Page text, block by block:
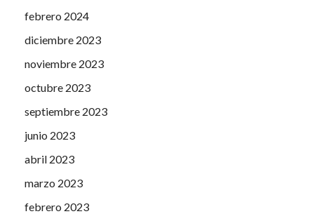
febrero 2024
diciembre 2023
noviembre 2023
octubre 2023
septiembre 2023
junio 2023
abril 2023
marzo 2023
febrero 2023